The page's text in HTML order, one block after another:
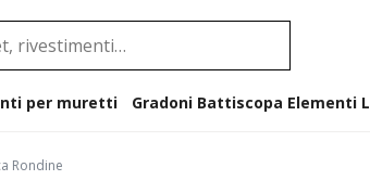
per muretti Gradoni Battiscopa Elementi L
Rondine